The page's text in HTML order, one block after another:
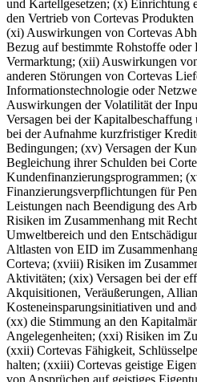
und Kartellgesetzen; (x) Einrichtung
den Vertrieb von Cortevas
(xi) Auswirkungen von Cortevas
Bezug auf bestimmte Rohstoffe oder
Vermarktung; (xii) Auswirkungen
anderen Störungen von Cortevas
Informationstechnologie oder
Auswirkungen der Volatilität der
Versagen bei der
bei der Aufnahme kurzfristiger
Bedingungen; (xv) Versagen der
Begleichung ihrer Schulden bei
Kundenfinanzierungsprogrammen;
Finanzierungsverpflichtungen für
Leistungen nach Beendigung des
Risiken im Zusammenhang mit
Umweltbereich und den
Altlasten von EID im
Corteva; (xviii) Risiken im
Aktivitäten; (xix) Versagen bei der
Akquisitionen, Veräußerungen,
Kosteneinsparungsinitiativen und
(xx) die Stimmung an den
Angelegenheiten; (xxi) Risiken im
(xxii) Cortevas Fähigkeit,
halten; (xxiii) Cortevas geistige